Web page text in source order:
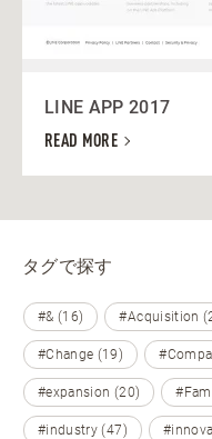
LINE APP 2017
READ MORE
タグで探す
#& (16) #Acquisition
#Change (19)
#expansion (20)
#industry (47)